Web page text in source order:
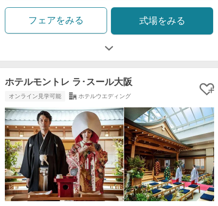
フェアをみる 式場をみる
ホテルモントレ ラ･スール大阪
オンライン見学可能 ホテルウエディング